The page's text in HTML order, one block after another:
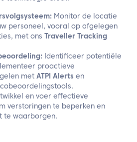
Monitor de locatie
personeel, vooral op afgelegen
met ons
Traveller Tracking
Identificeer potentiële
proactieve
met ATPI Alerts en
en voer effectieve
verstoringen te beperken en
te waarborgen.